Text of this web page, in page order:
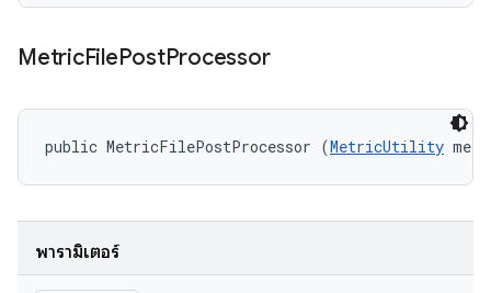
MetricFilePostProcessor
public MetricFilePostProcessor (MetricUtility
พารามิเตอร์